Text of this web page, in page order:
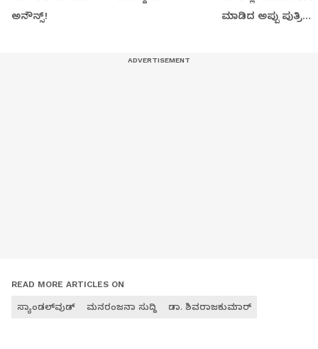
ಅನೌನ್ಸ್!
ಮಾಡಿದ ಅಪ್ಪು ಪುತ್ರಿ
READ MORE ARTICLES ON
ಸ್ಯಾಂಡಲ್‌ವುಡ್ ಮನರಂಜನಾ ಸುದ್ದಿ ಡಾ. ಶಿವರಾಜಕುಮಾರ್